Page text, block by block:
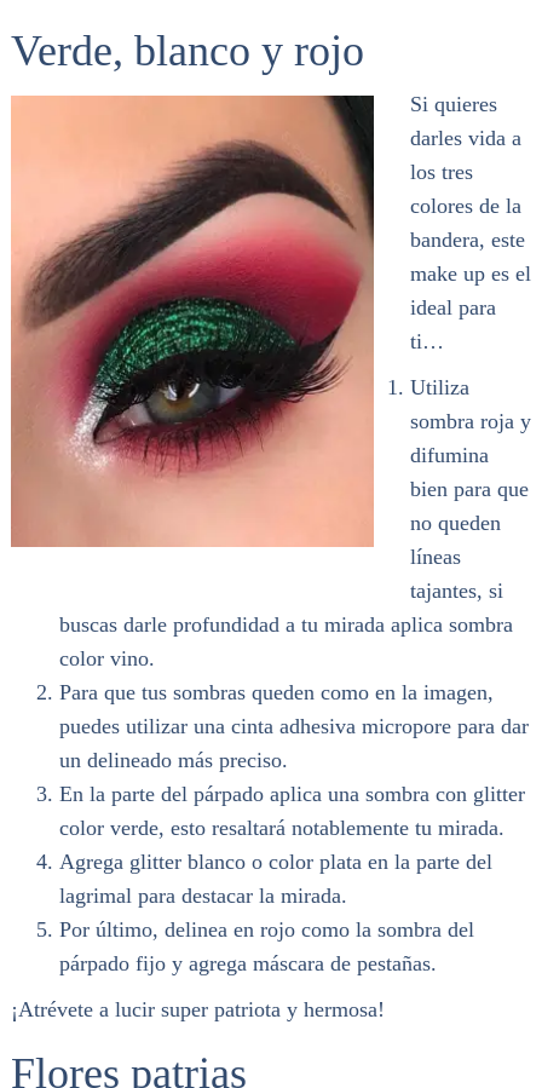
Verde, blanco y rojo
Si quieres
darles vida a
los tres
colores de la
bandera, este
make up es el
ideal para
ti…
Utiliza
sombra roja y
difumina
bien para que
no queden
líneas
tajantes, si
buscas darle profundidad a tu mirada aplica sombra
color vino.
Para que tus sombras queden como en la imagen,
puedes utilizar una cinta adhesiva micropore para dar
un delineado más preciso.
En la parte del párpado aplica una sombra con glitter
color verde, esto resaltará notablemente tu mirada.
Agrega glitter blanco o color plata en la parte del
lagrimal para destacar la mirada.
Por último, delinea en rojo como la sombra del
párpado fijo y agrega máscara de pestañas.
¡Atrévete a lucir super patriota y hermosa!
Flores patrias